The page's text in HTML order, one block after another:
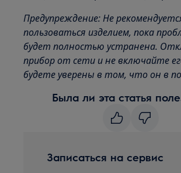
Предупреждение: Не
пользоваться изделием, пока
будет полностью устранена.
прибор от сети и не включайте
будете уверены в том, что он в
Была ли эта статья
Записаться на сервис